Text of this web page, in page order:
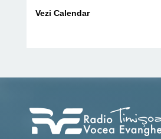
Vezi Calendar